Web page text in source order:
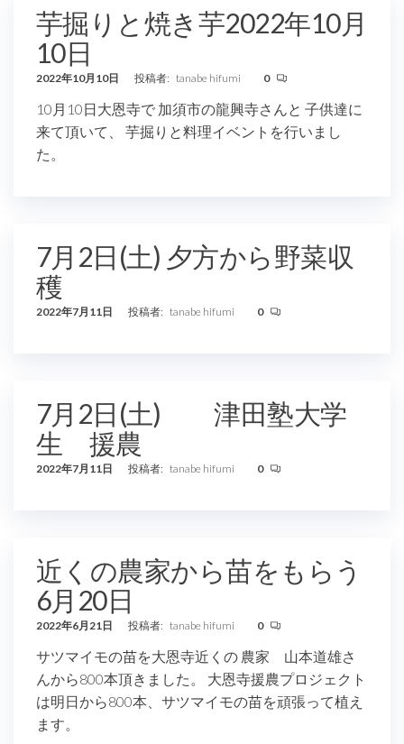
芋掘りと焼き芋2022年10月
10日
2022年10月10日 投稿者: tanabe hifumi 0
10月10日大恩寺で 加須市の龍興寺さんと 子供達に
来て頂いて、 芋掘りと料理イベントを行いまし
た。
7月2日(土) 夕方から野菜収
穫
2022年7月11日 投稿者: tanabe hifumi 0
7月2日(土) 津田塾大学
生 援農
2022年7月11日 投稿者: tanabe hifumi 0
近くの農家から苗をもらう
6月20日
2022年6月21日 投稿者: tanabe hifumi 0
サツマイモの苗を大恩寺近くの 農家 山本道雄さ
んから800本頂きました。 大恩寺援農プロジェクト
は明日から800本、サツマイモの苗を頑張って植え
ます。